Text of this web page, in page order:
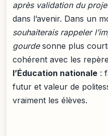
après validation du
dans l’avenir. Dans un
souhaiterais rappeler
gourdesonne plus
cohérent avec les
l’Éducation nationale :
futur et valeur de
vraiment les élèves.